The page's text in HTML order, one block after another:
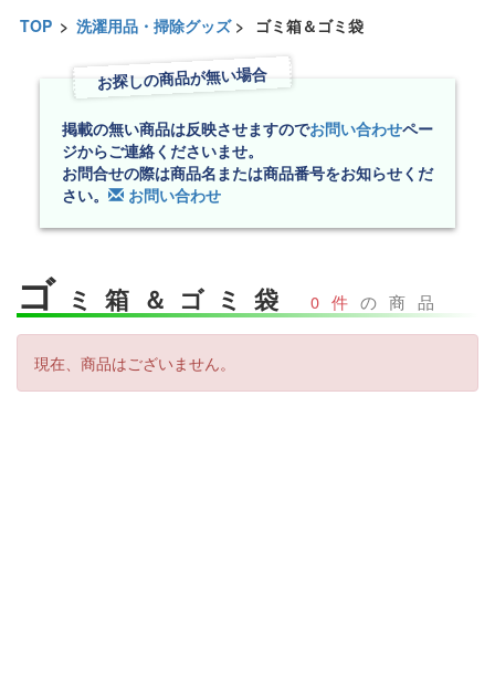
TOP > 洗濯用品・掃除グッズ> ゴミ箱＆ゴミ袋
お探しの商品が無い場合
掲載の無い商品は反映させますのでお問い合わせペー
ジからご連絡くださいませ。
お問合せの際は商品名または商品番号をお知らせくだ
さい。
お問い合わせ
ゴ ミ箱＆ゴミ袋 0件の商品
現在、商品はございません。